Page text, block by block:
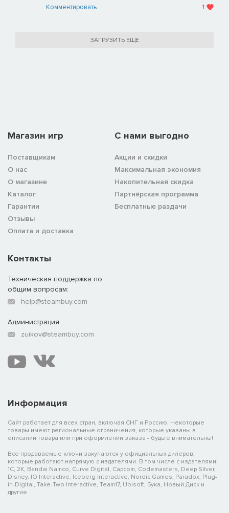
Комментировать 1
ЗАГРУЗИТЬ ЕЩЕ
Магазин игр
Поставщикам
О нас
О магазине
Каталог
Гарантии
Отзывы
Оплата и доставка
C нами выгодно
Акции и скидки
Максимальная экономия
Накопительная скидка
Партнёрская программа
Бесплатные раздачи
Информация
Сайт работает для всех стран, включая СНГ и Россию. Некоторые
товары имеют региональные ограничения, которые указаны в
описании товара или при оформлении заказа - будьте внимательны!
Все продаваемые ключи закупаются у официальных дилеров,
которые работают напрямую с издателями. В том числе с издателями:
1C, 2K, Bandai Namco, Curve Digital, Capcom, Codemasters, Deep Silver,
Disney, IO Interactive, Iceberg Interactive, Nordic Games, Paradox, Plug-
in-Digital, Take-Two Interactive, Team17, Ubisoft, Бука, Новый Диск и
другие
Контакты
Техническая поддержка по
общим вопросам:
help@steambuy.com
Администрация:
zuikov@steambuy.com